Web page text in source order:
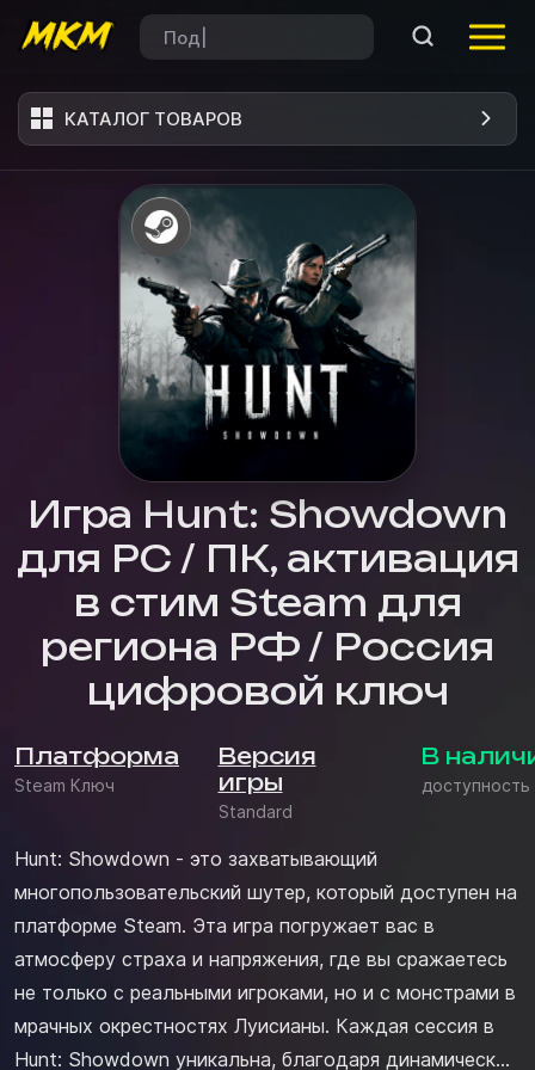
КАТАЛОГ ТОВАРОВ
Игра Hunt: Showdown
для PC / ПК, активация
в стим Steam для
региона РФ / Россия
цифровой ключ
Платформа
Steam Ключ
Версия
игры
Standard
В
доступность
Hunt: Showdown - это захватывающий
многопользовательский шутер, который доступен на
платформе Steam. Эта игра погружает вас в
атмосферу страха и напряжения, где вы сражаетесь
не только с реальными игроками, но и с монстрами в
мрачных окрестностях Луисианы. Каждая сессия в
Hunt: Showdown уникальна, благодаря динамической